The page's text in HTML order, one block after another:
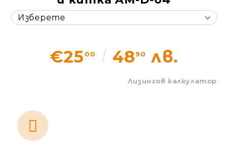
Контакти€25 00 4890 лв.
Лизингов калкулатор